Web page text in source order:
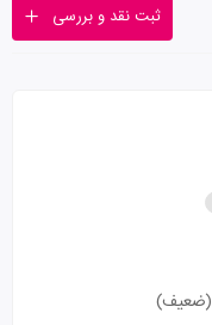
ثبت نقد و بررسی
(ضعیف)